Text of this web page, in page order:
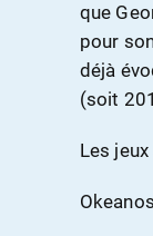
que
pour
déjà
(soit
Les
Okeanos